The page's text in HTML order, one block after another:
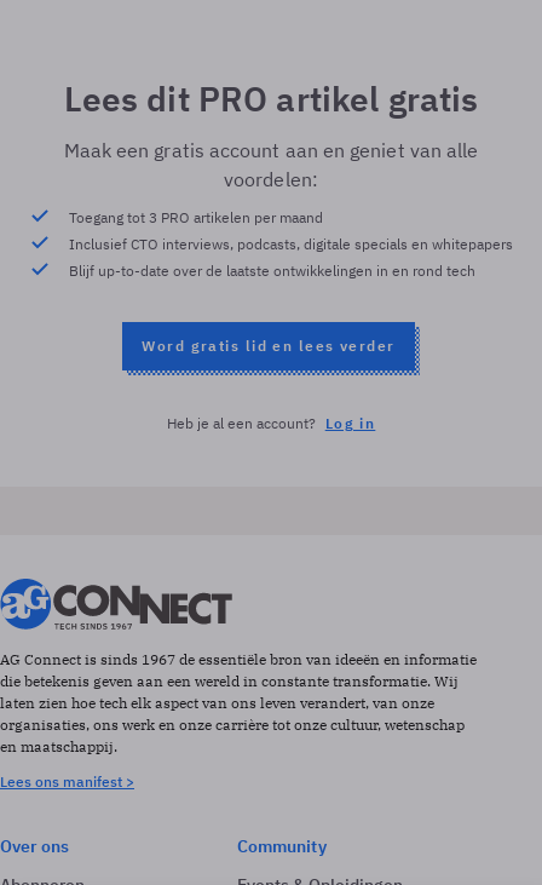
Lees dit PRO artikel gratis
Maak een gratis account aan en geniet van alle
voordelen:
Toegang tot 3 PRO artikelen per maand
Inclusief CTO interviews, podcasts, digitale specials en whitepapers
Blijf up-to-date over de laatste ontwikkelingen in en rond tech
Word gratis lid en lees verder
Heb je al een account? Log in
AG Connect is sinds 1967 de essentiële bron van ideeën en informatie
die betekenis geven aan een wereld in constante transformatie. Wij
laten zien hoe tech elk aspect van ons leven verandert, van onze
organisaties, ons werk en onze carrière tot onze cultuur, wetenschap
en maatschappij.
Lees ons manifest >
Over ons
Community